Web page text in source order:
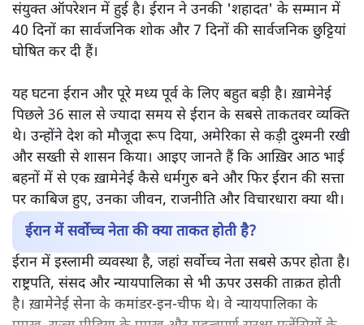
संयुक्त ऑपरेशन में हुई है। ईरान ने उनकी 'शहादत' के सम्मान में
40 दिनों का सार्वजनिक शोक और 7 दिनों की सार्वजनिक छुट्टियां
घोषित कर दी हैं।
यह घटना ईरान और पूरे मध्य पूर्व के लिए बहुत बड़ी है। ख़ामेनेई
पिछले 36 साल से ज्यादा समय से ईरान के सबसे ताकतवर व्यक्ति
थे। उन्होंने देश को मौजूदा रूप दिया, अमेरिका से कड़ी दुश्मनी रखी
और सख्ती से शासन किया। आइए जानते हैं कि आख़िर आठ भाई
बहनों में से एक ख़ामेनेई कैसे धर्मगुरु बने और फिर ईरान की सत्ता
पर काबिज हुए, उनका जीवन, राजनीति और विचारधारा क्या थी।
ईरान में सर्वोच्च नेता की क्या ताकत होती है?
ईरान में इस्लामी व्यवस्था है, जहां सर्वोच्च नेता सबसे ऊपर होता है।
राष्ट्रपति, संसद और न्यायपालिका से भी ऊपर उसकी ताक़त होती
है। ख़ामेनेई सेना के कमांडर-इन-चीफ थे। वे न्यायपालिका के